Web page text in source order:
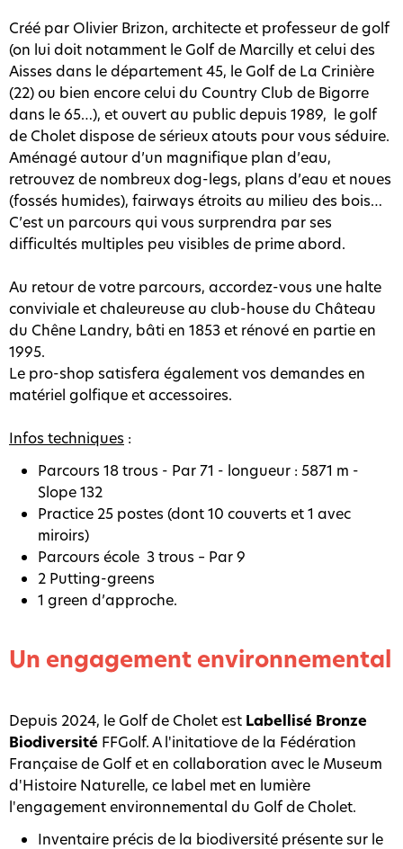
Créé par Olivier Brizon, architecte et professeur de golf
(on lui doit notamment le Golf de Marcilly et celui des
Aisses dans le département 45, le Golf de La Crinière
(22) ou bien encore celui du Country Club de Bigorre
dans le 65…), et ouvert au public depuis 1989, le golf
de Cholet dispose de sérieux atouts pour vous séduire.
Aménagé autour d’un magnifique plan d’eau,
retrouvez de nombreux dog-legs, plans d’eau et noues
(fossés humides), fairways étroits au milieu des bois…
C’est un parcours qui vous surprendra par ses
difficultés multiples peu visibles de prime abord.
Au retour de votre parcours, accordez-vous une halte
conviviale et chaleureuse au club-house du Château
du Chêne Landry, bâti en 1853 et rénové en partie en
1995.
Le pro-shop satisfera également vos demandes en
matériel golfique et accessoires.
Infos techniques :
Parcours 18 trous - Par 71 - longueur : 5871 m -
Slope 132
Practice 25 postes (dont 10 couverts et 1 avec
miroirs)
Parcours école 3 trous – Par 9
2 Putting-greens
1 green d’approche.
Un engagement environnemental
Depuis 2024, le Golf de Cholet est Labellisé Bronze
Biodiversité FFGolf. A l'initatiove de la Fédération
Française de Golf et en collaboration avec le Museum
d'Histoire Naturelle, ce label met en lumière
l'engagement environnemental du Golf de Cholet.
Inventaire précis de la biodiversité présente sur le